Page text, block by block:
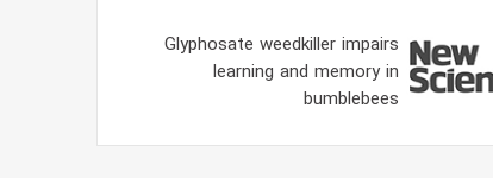
Glyphosate weedkiller impairs
learning and memory in
bumblebees